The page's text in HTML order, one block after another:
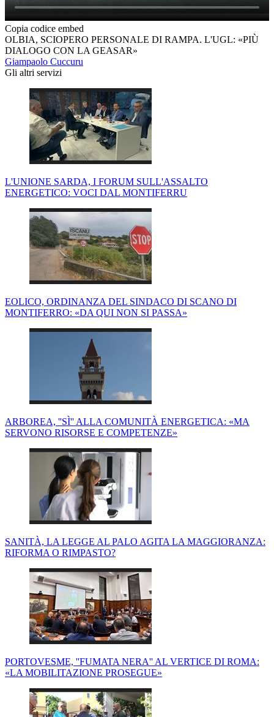
Copia codice embed
OLBIA, SCIOPERO PERSONALE DI RAMPA. L'UGL: «PIÙ
DIALOGO CON LA GEASAR»
Giampaolo Cuccuru
Gli altri servizi
L'UNIONE SARDA, I FORUM SULL'ASSALTO
ENERGETICO: VOCI DAL MONTIFERRU
EOLICO, ORDINANZA DEL SINDACO DI SCANO DI
MONTIFERRO: «DA QUI NON SI PASSA»
ARBOREA, ''SÌ'' ALLA COMUNITÀ ENERGETICA: «MA
SERVONO RISORSE E COMPETENZE»
SANITÀ, LA LEGGE AL PALO AGITA LA MAGGIORANZA:
RIFORMA O RIMPASTO?
PORTOVESME, ''FUMATA NERA'' AL VERTICE DI ROMA:
«LA MOBILITAZIONE PROSEGUE»